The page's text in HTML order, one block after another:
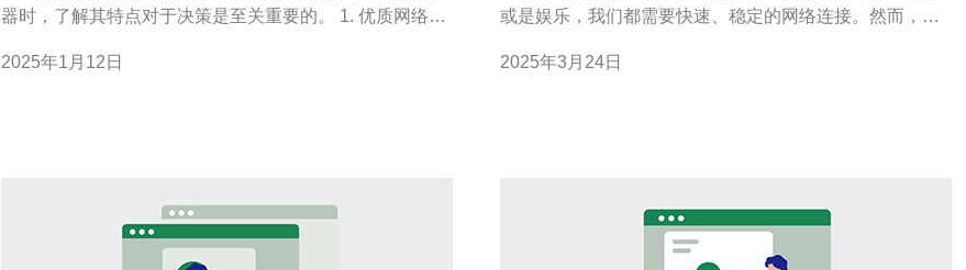
器时，了解其特点对于决策是至关重要的。 1. 优质网络连
质量和稳定性。这使得在韩国进行在线业务的用户能够享
2025年1月12日
或是娱乐，我们都需要快速、稳定的网络连接。然而，由
到网络速度慢的问题。在这种情况下，使用CN2服务器韩
2025年3月24日